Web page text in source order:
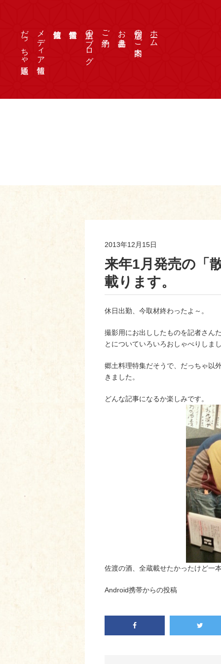
ホーム
店舗のご案内
お品書き
ご予約
店主のブログ
メディア情報
だっちゃ通販
2013年12月15日
来年1月発売の「
載ります。
休日出勤、今取材終わったよ～。
撮影用にお出ししたものを記者さん
とについていろいろおしゃべりしま
郷土料理特集だそうで、だっちゃ以
きました。
どんな記事になるか楽しみです。
佐渡の酒、全蔵載せたかったけど一
Android携帯からの投稿